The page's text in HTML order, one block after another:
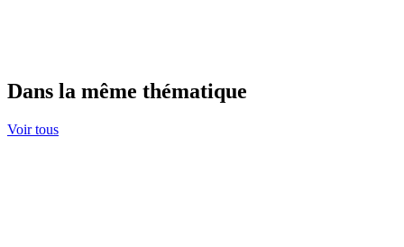
Dans la même thématique
Voir tous